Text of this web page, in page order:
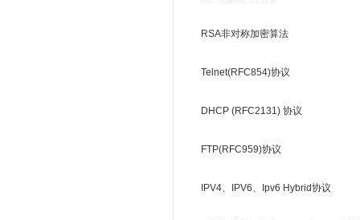
RSA非对称加密算法
Telnet(RFC854)协议
DHCP (RFC2131) 协议
FTP(RFC959)协议
IPV4、IPV6、Ipv6 Hybrid协议